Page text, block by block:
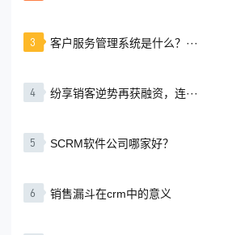
3 客户服务管理系统是什么？···
4 纷享销客逆势再获融资，连···
5 SCRM软件公司哪家好？
6 销售漏斗在crm中的意义